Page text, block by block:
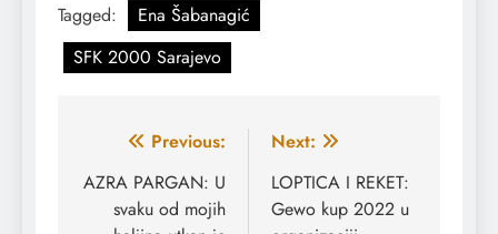
Tagged:
Ena Šabanagić
SFK 2000 Sarajevo
Navigacija
članaka
Previous:
AZRA PARGAN: U
svaku od mojih
Next:
LOPTICA I REKET:
Gewo kup 2022 u